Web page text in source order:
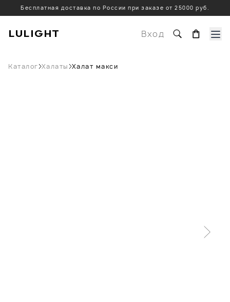
Бесплатная доставка по России при заказе от 25000 руб.
LULIGHT Вход
Каталог Халаты Халат макси